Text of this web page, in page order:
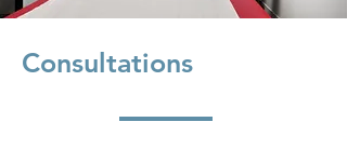
Consultations